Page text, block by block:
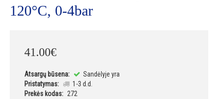
120°C, 0-4bar
41.00€
Atsargų būsena:
Sandėlyje yra
Pristatymas:
1-3 d.d.
Prekės kodas: 272